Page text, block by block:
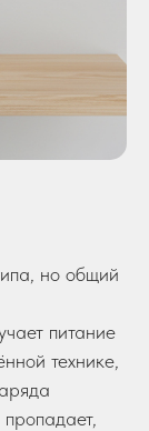
но общий
питание
технике,